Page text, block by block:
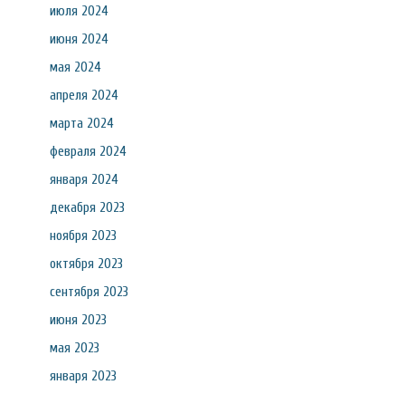
июля 2024
июня 2024
мая 2024
апреля 2024
марта 2024
февраля 2024
января 2024
декабря 2023
ноября 2023
октября 2023
сентября 2023
июня 2023
мая 2023
января 2023